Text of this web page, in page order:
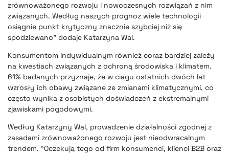
zrównoważonego rozwoju i nowoczesnych rozwiązań z nim
związanych. Według naszych prognoz wiele technologii
osiągnie punkt krytyczny znacznie szybciej niż się
spodziewano” dodaje Katarzyna Wal.
Konsumentom indywidualnym również coraz bardziej zależy
na kwestiach związanych z ochroną środowiska i klimatem.
61% badanych przyznaje, że w ciągu ostatnich dwóch lat
wzrosły ich obawy związane ze zmianami klimatycznymi, co
często wynika z osobistych doświadczeń z ekstremalnymi
zjawiskami pogodowymi.
Według Katarzyny Wal, prowadzenie działalności zgodnej z
zasadami zrównoważonego rozwoju jest nieodwracalnym
trendem. “Oczekują tego od firm konsumenci, klienci B2B oraz